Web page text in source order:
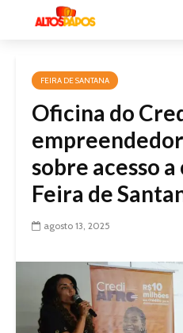
FEIRA DE SANTANA
Oficina do
sobre acesso
Feira de
agosto 13, 2025